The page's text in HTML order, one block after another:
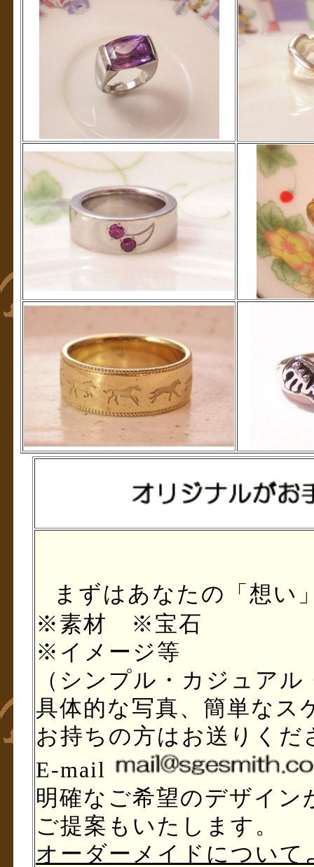
まずはあなたの
「想
※素材 ※宝石
※イメージ等
（シンプル・カジュア
具体的な写真、簡単なス
お持ちの方はお送りくだ
E-mail
明確なご希望のデザイン
ご提案もいたします。
オーダーメイドについて